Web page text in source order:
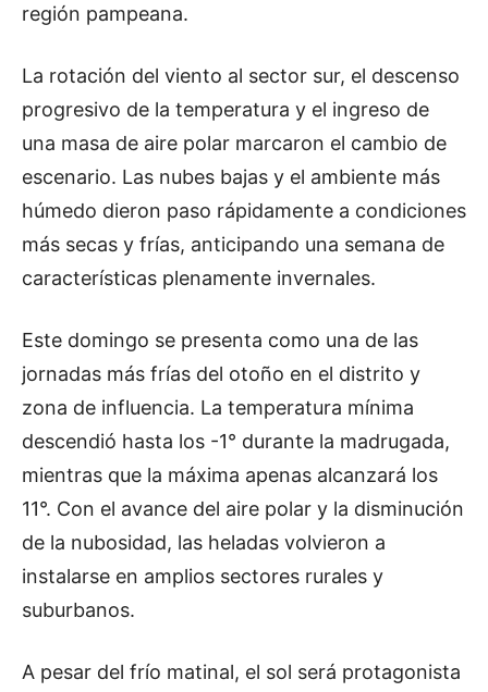
región pampeana.
La rotación del viento al sector sur, el descenso
progresivo de la temperatura y el ingreso de
una masa de aire polar marcaron el cambio de
escenario. Las nubes bajas y el ambiente más
húmedo dieron paso rápidamente a condiciones
más secas y frías, anticipando una semana de
características plenamente invernales.
Este domingo se presenta como una de las
jornadas más frías del otoño en el distrito y
zona de influencia. La temperatura mínima
descendió hasta los -1° durante la madrugada,
mientras que la máxima apenas alcanzará los
11°. Con el avance del aire polar y la disminución
de la nubosidad, las heladas volvieron a
instalarse en amplios sectores rurales y
suburbanos.
A pesar del frío matinal, el sol será protagonista